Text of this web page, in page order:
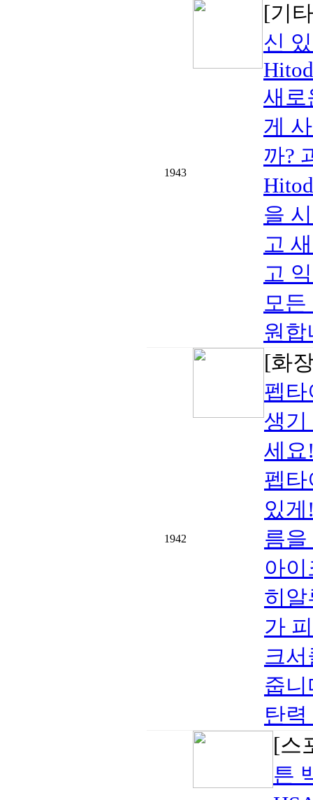
1943
[기
신
새로
게
까?
을
고
고
모든
원합
1942
[화
펩
생기
세요
펩
있
름
아
히
가
크
줍
탄
[스
튼